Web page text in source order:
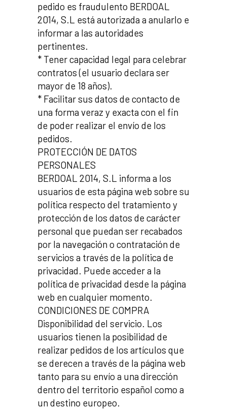
pedido es fraudulento BERDOAL
2014, S.L está autorizada a anularlo e
informar a las autoridades
pertinentes.
* Tener capacidad legal para celebrar
contratos (el usuario declara ser
mayor de 18 años).
* Facilitar sus datos de contacto de
una forma veraz y exacta con el fin
de poder realizar el envío de los
pedidos.
PROTECCIÓN DE DATOS
PERSONALES
BERDOAL 2014, S.L informa a los
usuarios de esta página web sobre su
política respecto del tratamiento y
protección de los datos de carácter
personal que puedan ser recabados
por la navegación o contratación de
servicios a través de la política de
privacidad. Puede acceder a la
política de privacidad desde la página
web en cualquier momento.
CONDICIONES DE COMPRA
Disponibilidad del servicio. Los
usuarios tienen la posibilidad de
realizar pedidos de los artículos que
se derecen a través de la página web
tanto para su envío a una dirección
dentro del territorio español como a
un destino europeo.